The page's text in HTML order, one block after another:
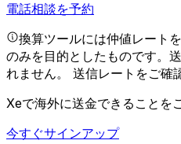
電話相談を予約
換算ツールには仲値レート
のみを目的としたものです。
れません。 送信レートをご確
Xeで海外に送金できることを
今すぐサインアップ